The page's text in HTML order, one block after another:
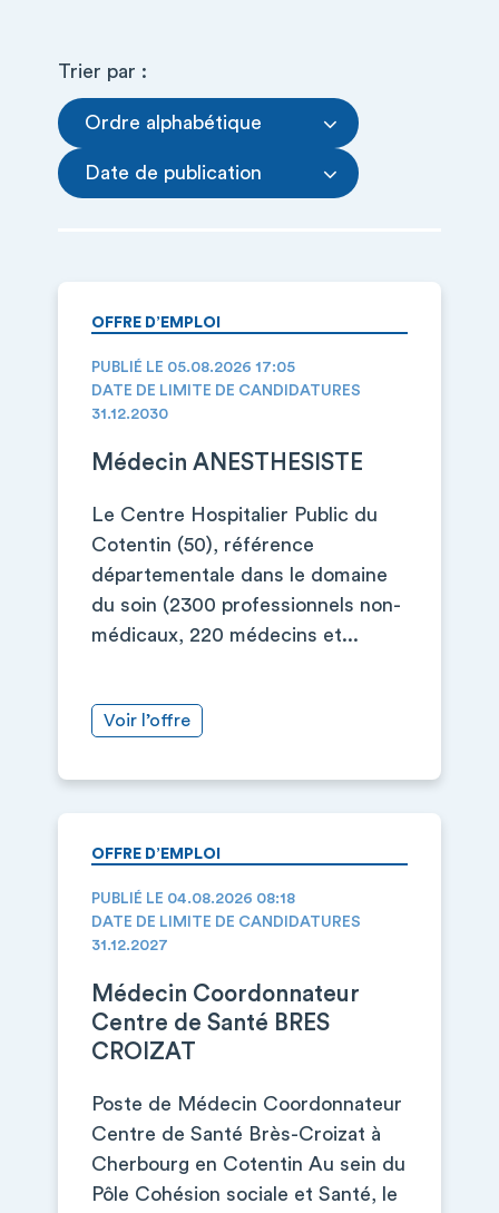
Trier par :
Ordre alphabétique
Date de publication
OFFRE D’EMPLOI
PUBLIÉ LE 05.08.2026 17:05
DATE DE LIMITE DE CANDIDATURES
31.12.2030
Médecin ANESTHESISTE
Le Centre Hospitalier Public du
Cotentin (50), référence
départementale dans le domaine
du soin (2300 professionnels non-
médicaux, 220 médecins et...
Voir l’offre
OFFRE D’EMPLOI
PUBLIÉ LE 04.08.2026 08:18
DATE DE LIMITE DE CANDIDATURES
31.12.2027
Médecin Coordonnateur
Centre de Santé BRES
CROIZAT
Poste de Médecin Coordonnateur
Centre de Santé Brès-Croizat à
Cherbourg en Cotentin Au sein du
Pôle Cohésion sociale et Santé, le